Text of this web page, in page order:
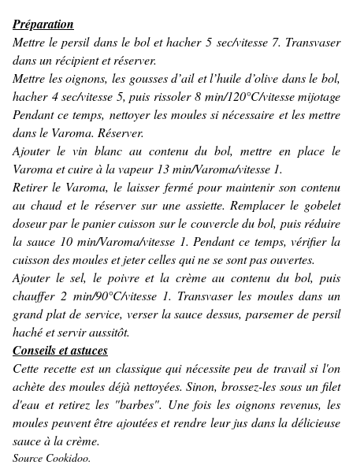
Préparation
Mettre le persil dans le bol et hacher 5 sec/vitesse 7. Transvaser
dans un récipient et réserver.
Mettre les oignons, les gousses d’ail et l’huile d’olive dans le bol,
hacher 4 sec/vitesse 5, puis rissoler 8 min/120°C/vitesse mijotage
Pendant ce temps, nettoyer les moules si nécessaire et les mettre
dans le Varoma. Réserver.
Ajouter le vin blanc au contenu du bol, mettre en place le
Varoma et cuire à la vapeur 13 min/Varoma/vitesse 1.
Retirer le Varoma, le laisser fermé pour maintenir son contenu
au chaud et le réserver sur une assiette. Remplacer le gobelet
doseur par le panier cuisson sur le couvercle du bol, puis réduire
la sauce 10 min/Varoma/vitesse 1. Pendant ce temps, vérifier la
cuisson des moules et jeter celles qui ne se sont pas ouvertes.
Ajouter le sel, le poivre et la crème au contenu du bol, puis
chauffer 2 min/90°C/vitesse 1. Transvaser les moules dans un
grand plat de service, verser la sauce dessus, parsemer de persil
haché et servir aussitôt.
Conseils et astuces
Cette recette est un classique qui nécessite peu de travail si l'on
achète des moules déjà nettoyées. Sinon, brossez-les sous un filet
d'eau et retirez les "barbes". Une fois les oignons revenus, les
moules peuvent être ajoutées et rendre leur jus dans la délicieuse
sauce à la crème.
Source Cookidoo.